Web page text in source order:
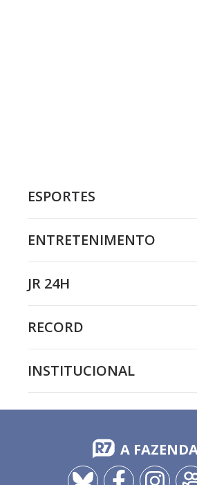
ESPORTES
ENTRETENIMENTO
JR 24H
RECORD
INSTITUCIONAL
A